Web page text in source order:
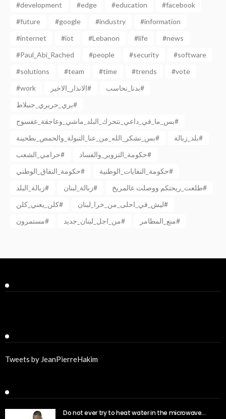
#development
#edge #education
#facebook
#future
#google #industry
#information
#internet
#iot #Lebanon #life
#news
#Paul_Abi_Rached
#people #security
#software
#solutions
#team #time #trends
#vote
#work
الانذار_الاخير#
بدنا_نحاسب#
بري_حريري_جنبلاط#
بس_ما_في_داعي_نتحرك_البلد_ماشي_وعاجقة_عفسوح#
بس_نشكر_الله_من_عنا_التبولة_والحمص_بطحينة#
بلد_زبالة#
حرامي_الشعب#
حكومة_التزوير_والفساد#
حكومة_النفاق_الوطني#
حكومة_النفايات_الوطنية#
زبالة_البلد#
زبالة_لبنان#
طلعت_ريحتكم ووصلت عالمريخ#
كلن_يعني_كلن#
ليش_في_احلى_من_خرا_لبنان#
مستمرون#
من_اجل_لبنان_جديد# منع_المطامر#
Tweets by JeanPierreHakim
Do not ever try to heat water in the microwave…